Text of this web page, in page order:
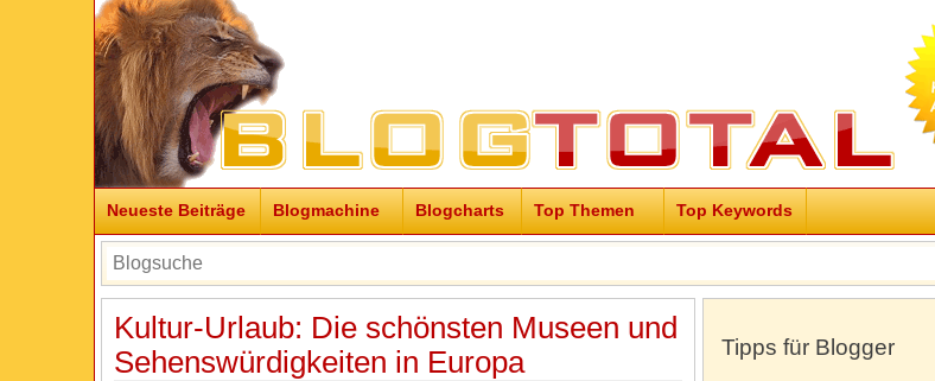
Neueste Beiträge Blogmachine Blogcharts Top Themen Top Keywords
Kultur-Urlaub: Die schönsten Museen und
Sehenswürdigkeiten in Europa
Tipps für Blogger